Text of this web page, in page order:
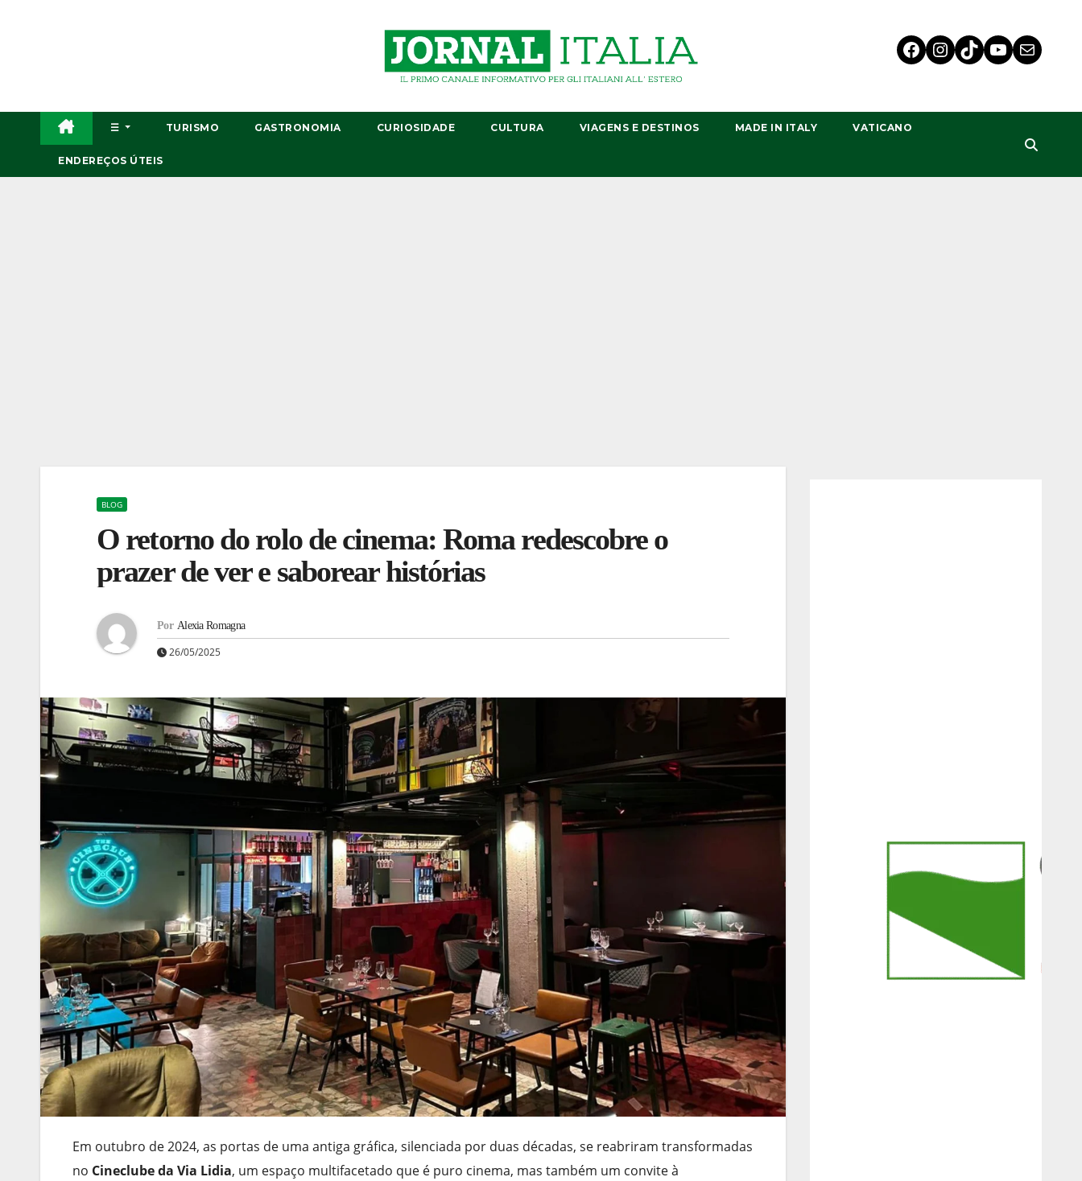
☰ TURISMO GASTRONOMIA CURIOSIDADE CULTURA VIAGENS E DESTINOS MADE IN ITALY VATICANO
ENDEREÇOS ÚTEIS
BLOG
O retorno do rolo de cinema: Roma redescobre o
prazer de ver e saborear histórias
Por Alexia Romagna
26/05/2025
Em outubro de 2024, as portas de uma antiga gráfica, silenciada por duas décadas, se reabriram transformadas
no Cineclube da Via Lidia, um espaço multifacetado que é puro cinema, mas também um convite à